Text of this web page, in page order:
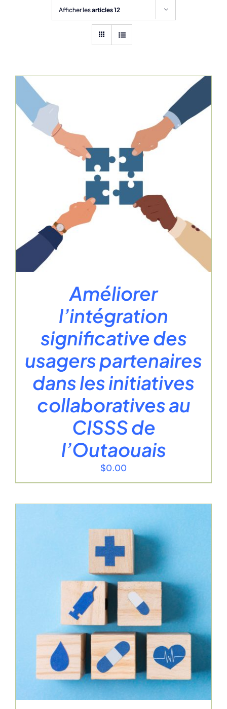
Afficher lesarticles 12
Améliorer
l’intégration
significative des
usagers partenaires
dans les initiatives
collaboratives au
CISSS de
l’Outaouais
$0.00